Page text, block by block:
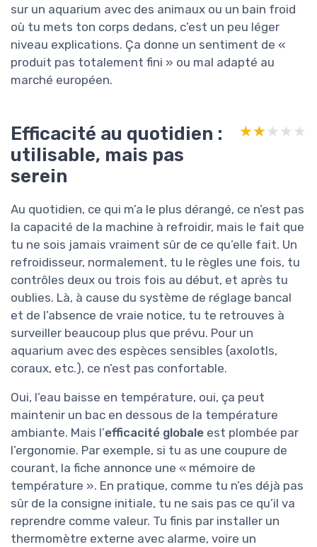
sur un aquarium avec des animaux ou un bain froid
où tu mets ton corps dedans, c’est un peu léger
niveau explications. Ça donne un sentiment de «
produit pas totalement fini » ou mal adapté au
marché européen.
Efficacité au quotidien :
utilisable, mais pas
serein
★★★★★
★★★★★
Au quotidien, ce qui m’a le plus dérangé, ce n’est pas
la capacité de la machine à refroidir, mais le fait que
tu ne sois jamais vraiment sûr de ce qu’elle fait. Un
refroidisseur, normalement, tu le règles une fois, tu
contrôles deux ou trois fois au début, et après tu
oublies. Là, à cause du système de réglage bancal
et de l’absence de vraie notice, tu te retrouves à
surveiller beaucoup plus que prévu. Pour un
aquarium avec des espèces sensibles (axolotls,
coraux, etc.), ce n’est pas confortable.
Oui, l’eau baisse en température, oui, ça peut
maintenir un bac en dessous de la température
ambiante. Mais l’efficacité globale est plombée par
l’ergonomie. Par exemple, si tu as une coupure de
courant, la fiche annonce une « mémoire de
température ». En pratique, comme tu n’es déjà pas
sûr de la consigne initiale, tu ne sais pas ce qu’il va
reprendre comme valeur. Tu finis par installer un
thermomètre externe avec alarme, voire un